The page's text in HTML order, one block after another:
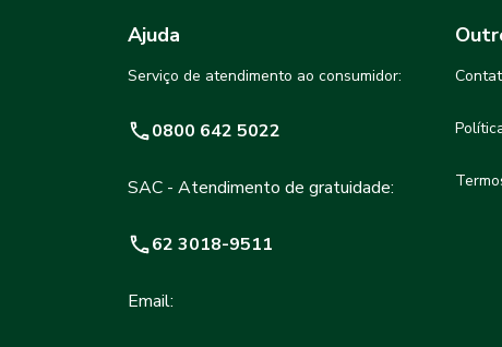
Ajuda
Serviço de atendimento ao consumidor:
0800 642 5022
SAC - Atendimento de gratuidade:
62 3018-9511
Email: